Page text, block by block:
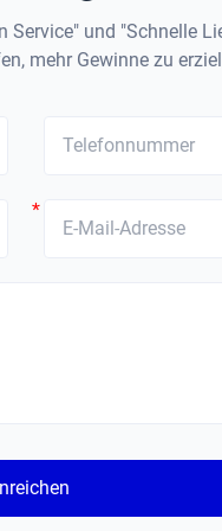
Service" und "Schnelle
mehr Gewinne zu
*